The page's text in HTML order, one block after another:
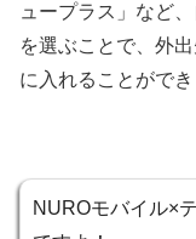
ュープラス」など
を選ぶことで、外
に入れることができ
NUROモバイル×